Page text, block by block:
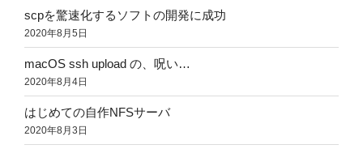
scpを驚速化するソフトの開発に成功
2020年8月5日
macOS ssh upload の、呪い…
2020年8月4日
はじめての自作NFSサーバ
2020年8月3日